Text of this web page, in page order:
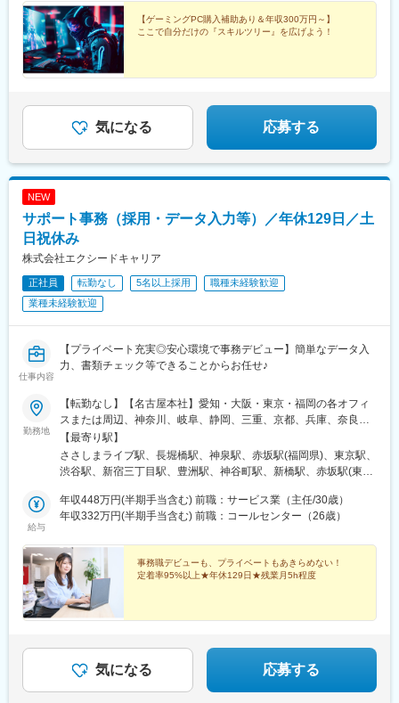
駅(神奈川県)、川崎駅、新横浜駅、新高島駅、小田原駅、本厚木
駅、海老名駅(相模線)、大垣駅、岐阜駅、穂積駅、モレラ岐阜駅、
浜松駅、名鉄一宮駅、高蔵寺駅、味美駅(名鉄線)、春日井駅(名鉄
線)、刈谷駅、西春駅、桜山駅、南加木屋駅、りんくう常滑駅、牛
久保駅、豊橋駅、柳生橋駅、南栄駅、長久手古戦場駅、日比野駅
町駅、新栄町駅(愛知県)、金山駅(愛知県)、鶴舞駅、伏見駅(愛知
県)、国際センター駅、東枇杷島駅、柴田駅、藤が丘駅(愛知県)、
西尾駅、日進駅(愛知県)、新豊田駅、上前津駅、丸の内駅(愛知
県)、ナゴヤドーム前矢田駅、本山駅(愛知県)、車道駅、浄心駅、
中村公園駅、いりなか駅、瑞穂区役所駅、伏屋駅、稲永駅、笠寺
駅、大森・金城学院前駅、左京山駅、上社駅、植田駅(名古屋市
駅、都島駅、野田阪神駅、桜島駅、阿波座駅、朝潮橋駅、津守
駅、大阪上本町駅、芦原橋駅、福駅、だいどう豊里駅、今里駅(地
下鉄)、桃谷駅、千林大宮駅、鴫野駅、東天下茶屋駅、沢ノ町駅、
駒川中野駅、西天下茶屋駅、三国駅(大阪府)、横堤駅、住ノ江駅、
喜連瓜破駅、大阪梅田駅(阪急線)、堺筋本町駅、堺駅、深井駅、石
津川駅、栂・美木多駅、新金岡駅、北野田駅、石橋阪大前駅、大
阪城北詰駅、なんば駅(地下鉄)、西大橋駅、弁天町駅、北千里駅、
曽根駅(大阪府)、南摂津駅、大日駅、枚方公園駅、高槻駅、りんく
うタウン駅、八尾南駅、千里中央駅(北大阪急行)、古川橋駅、伏見
桃山駅、馬堀駅、淀駅、松井山手駅、常盤駅(京都府)、西京極駅、
星の駅、岡本駅(兵庫県)、滝の茶屋駅、湊川公園駅、山陽天満駅、
旧居留地・大丸前駅、三木駅(神戸電鉄線)、本竜野駅、仁川駅、伊
保駅、学園都市駅、春日野道駅(阪神線)、西代駅、箕谷駅、夢前川
駅、中山寺駅、大久保駅(兵庫県)、学研奈良登美ケ丘駅、近江八幡
駅、草津駅(滋賀県)、石山駅、近江神宮前駅、南彦根駅、東梅田
天王寺駅、新大阪駅、鶴橋駅、淀屋橋駅、名古屋駅、上飯田駅、
赤池駅(愛知県)、上小田井駅、星ケ丘駅(愛知県)、香椎駅、今宿
野駅、心斎橋駅、天神駅、二重橋前駅、新宿御苑前駅、虎ノ門ヒ
ルズ駅、汐留駅、溜池山王駅、浜松町駅、西日暮里駅、代官山
駅、西太子堂駅、日比谷駅、牛田駅(東京都)、上野広小路駅、銀座
駅、池袋駅、住吉駅(東京都)、登戸駅、京急川崎駅、高島町駅、桜
木町駅、新浜松駅、尾張一宮駅、味美駅(東海交通線)、新豊橋駅、
駅、東別院駅、栄駅(愛知県)、名鉄名古屋駅、大須観音駅、久屋大
通駅、矢田駅(愛知県)、自由ケ丘駅(愛知県)、中村日赤駅、川名
駅、瑞穂運動場西駅、西高蔵駅、本笠寺駅、本郷駅(愛知県)、原駅
【ゲーミングPC購入補助あり＆年収300万円～】
ここで自分だけの『スキルツリー』を広げよう！
気になる 応募する
NEW
サポート事務（採用・データ入力等）／年休129日／土
日祝休み
株式会社エクシードキャリア
正社員 転勤なし 5名以上採用
職種未経験歓迎
業種未経験歓迎
仕事内容
【プライベート充実◎安心環境で事務デビュー】簡単なデータ入
力、書類チェック等できることからお任せ♪
勤務地
【転勤なし】【名古屋本社】愛知・大阪・東京・福岡の各オフィ
スまたは周辺、神奈川、岐阜、静岡、三重、京都、兵庫、奈良、
滋賀の各勤務先★U・Iターン歓迎！★20名以上を採用予定！
★Web面接OK（基本面接1回）★在宅勤務案件も多数★受動喫煙
対策：あり★今後は関東付近の勤務先も拡大予定です！
【最寄り駅】
ささしまライブ駅、長堀橋駅、神泉駅、赤坂駅(福岡県)、東京駅、
渋谷駅、新宿三丁目駅、豊洲駅、神谷町駅、新橋駅、赤坂駅(東京
駅、三軒茶屋駅、有楽町駅、北千住駅、上野御徒町駅、東銀座
駅、目黒駅、都電雑司ケ谷駅、錦糸町駅、菊名駅、三ツ沢下町
駅(神奈川県)、川崎駅、新横浜駅、新高島駅、小田原駅、本厚木
駅、海老名駅(相模線)、大垣駅、岐阜駅、穂積駅、モレラ岐阜駅、
浜松駅、名鉄一宮駅、高蔵寺駅、味美駅(名鉄線)、春日井駅(名鉄
線)、刈谷駅、西春駅、桜山駅、南加木屋駅、りんくう常滑駅、牛
久保駅、豊橋駅、柳生橋駅、南栄駅、長久手古戦場駅、日比野駅
町駅、新栄町駅(愛知県)、金山駅(愛知県)、鶴舞駅、伏見駅(愛知
県)、国際センター駅、東枇杷島駅、柴田駅、藤が丘駅(愛知県)、
西尾駅、日進駅(愛知県)、新豊田駅、上前津駅、丸の内駅(愛知
県)、ナゴヤドーム前矢田駅、本山駅(愛知県)、車道駅、浄心駅、
給与
年収448万円(半期手当含む) 前職：サービス業（主任/30歳）
年収332万円(半期手当含む) 前職：コールセンター（26歳）
事務職デビューも、プライベートもあきらめない！
定着率95%以上★年休129日★残業月5h程度
気になる 応募する